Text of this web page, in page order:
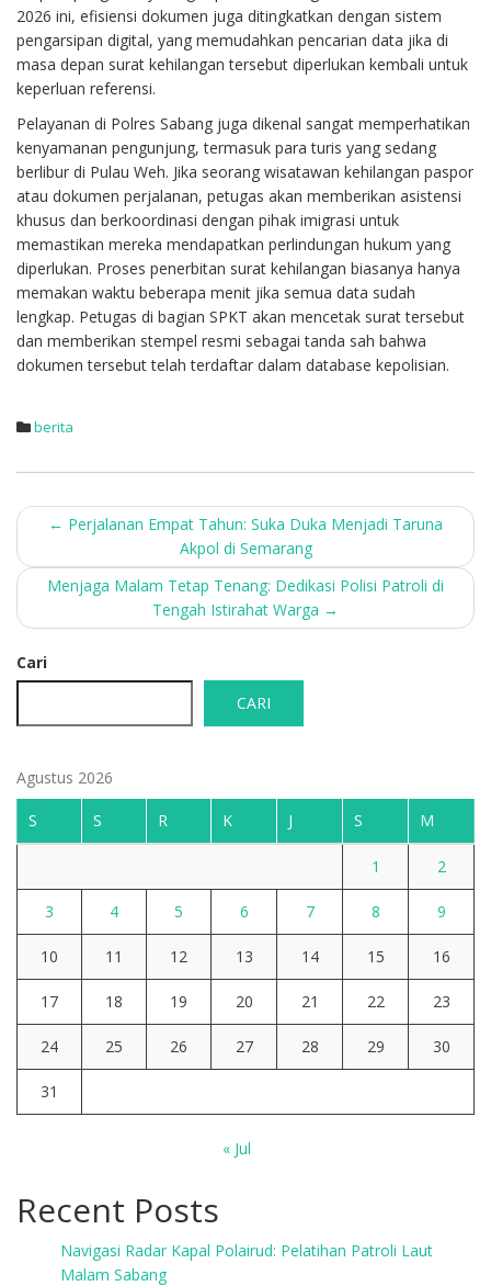
2026 ini, efisiensi dokumen juga ditingkatkan dengan sistem
pengarsipan digital, yang memudahkan pencarian data jika di
masa depan surat kehilangan tersebut diperlukan kembali untuk
keperluan referensi.
Pelayanan di Polres Sabang juga dikenal sangat memperhatikan
kenyamanan pengunjung, termasuk para turis yang sedang
berlibur di Pulau Weh. Jika seorang wisatawan kehilangan paspor
atau dokumen perjalanan, petugas akan memberikan asistensi
khusus dan berkoordinasi dengan pihak imigrasi untuk
memastikan mereka mendapatkan perlindungan hukum yang
diperlukan. Proses penerbitan surat kehilangan biasanya hanya
memakan waktu beberapa menit jika semua data sudah
lengkap. Petugas di bagian SPKT akan mencetak surat tersebut
dan memberikan stempel resmi sebagai tanda sah bahwa
dokumen tersebut telah terdaftar dalam database kepolisian.
berita
Post
navigation
← Perjalanan Empat Tahun: Suka Duka Menjadi Taruna
Akpol di Semarang
Menjaga Malam Tetap Tenang: Dedikasi Polisi Patroli di
Tengah Istirahat Warga →
Cari
CARI
Agustus 2026
S S R K J S M
1 2
3 4 5 6 7 8 9
10 11 12 13 14 15 16
17 18 19 20 21 22 23
24 25 26 27 28 29 30
31
« Jul
Recent Posts
Navigasi Radar Kapal Polairud: Pelatihan Patroli Laut
Malam Sabang